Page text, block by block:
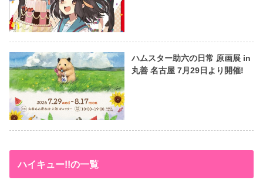
ハムスター助六の日常 原画展 in
丸善 名古屋 7月29日より開催!
ハイキュー!!の一覧